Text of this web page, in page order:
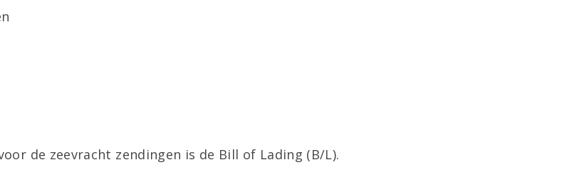
de zeevracht zendingen is de Bill of Lading (B/L).